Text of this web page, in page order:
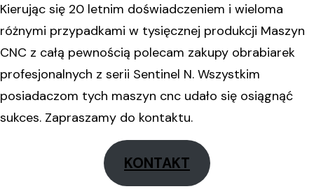
Kierując się 20 letnim doświadczeniem i wieloma
różnymi przypadkami w tysięcznej produkcji Maszyn
CNC z całą pewnością polecam zakupy obrabiarek
profesjonalnych z serii Sentinel N. Wszystkim
posiadaczom tych maszyn cnc udało się osiągnąć
sukces. Zapraszamy do kontaktu.
KONTAKT